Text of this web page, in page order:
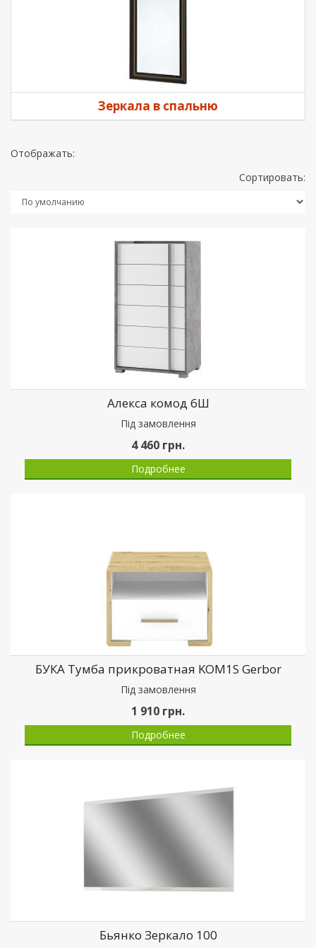
Зеркала в спальню
Отображать:
Сортировать:
Алекса комод 6Ш
Пiд замовлення
4 460 грн.
Подробнее
БУКА Тумба прикроватная KOM1S Gerbor
Пiд замовлення
1 910 грн.
Подробнее
Бьянко Зеркало 100